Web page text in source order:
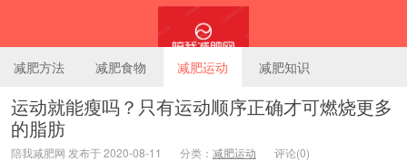
减肥方法 减肥食物 减肥运动 减肥知识
运动就能瘦吗？只有运动顺序正确才可燃烧更多
的脂肪
陪我减肥网 发布于 2020-08-11 分类： 减肥运动 评论(0)